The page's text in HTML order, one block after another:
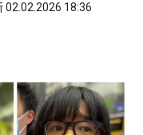
02.02.2026 18:36